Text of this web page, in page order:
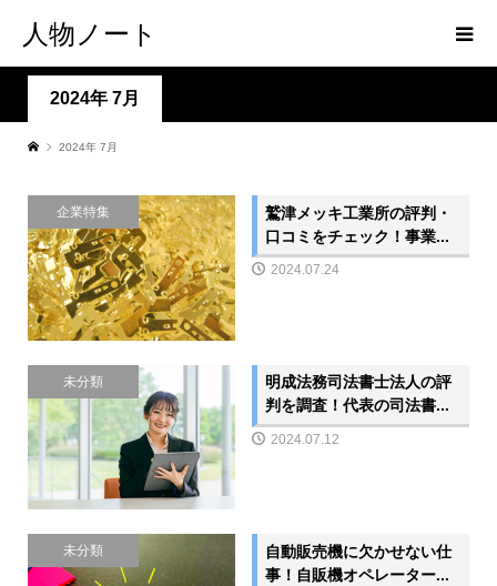
人物ノート
2024年 7月
2024年 7月
企業特集
鷲津メッキ工業所の評判・
口コミをチェック！事業...
2024.07.24
未分類
明成法務司法書士法人の評
判を調査！代表の司法書...
2024.07.12
未分類
自動販売機に欠かせない仕
事！自販機オペレーター...